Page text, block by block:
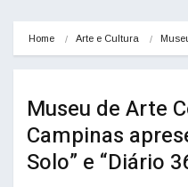
Home Arte e Cultura
Museu de Arte
Campinas
Solo” e “Diário